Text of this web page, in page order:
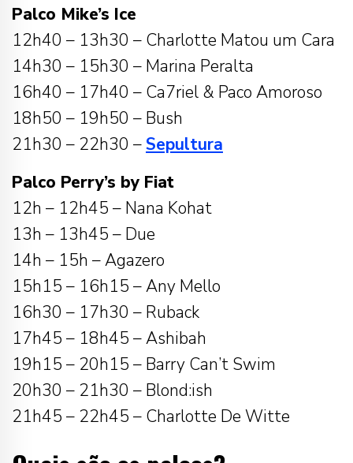
Palco Mike’s Ice
12h40 – 13h30 – Charlotte Matou um Cara
14h30 – 15h30 – Marina Peralta
16h40 – 17h40 – Ca7riel & Paco Amoroso
18h50 – 19h50 – Bush
21h30 – 22h30 –Sepultura
Palco Perry’s by Fiat
12h – 12h45 – Nana Kohat
13h – 13h45 – Due
14h – 15h – Agazero
15h15 – 16h15 – Any Mello
16h30 – 17h30 – Ruback
17h45 – 18h45 – Ashibah
19h15 – 20h15 – Barry Can’t Swim
20h30 – 21h30 – Blond:ish
21h45 – 22h45 – Charlotte De Witte